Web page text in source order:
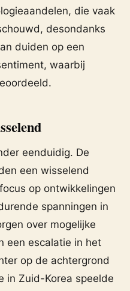
die vaak
desondanks
duiden op een
waarbij
eenduidig. De
een wisselend
op ontwikkelingen
spanningen in
over mogelijke
een escalatie in het
op de achtergrond
in Zuid-Korea speelde